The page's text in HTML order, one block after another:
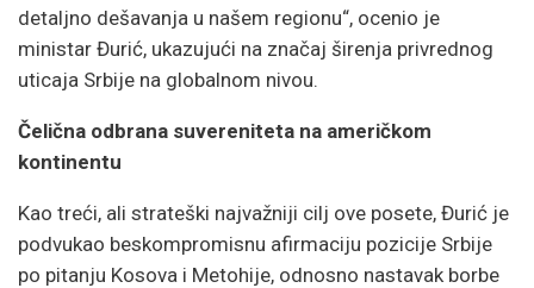
detaljno dešavanja u našem regionu“, ocenio je
ministar Đurić, ukazujući na značaj širenja privrednog
uticaja Srbije na globalnom nivou.
Čelična odbrana suvereniteta na američkom
kontinentu
Kao treći, ali strateški najvažniji cilj ove posete, Đurić je
podvukao beskompromisnu afirmaciju pozicije Srbije
po pitanju Kosova i Metohije, odnosno nastavak borbe